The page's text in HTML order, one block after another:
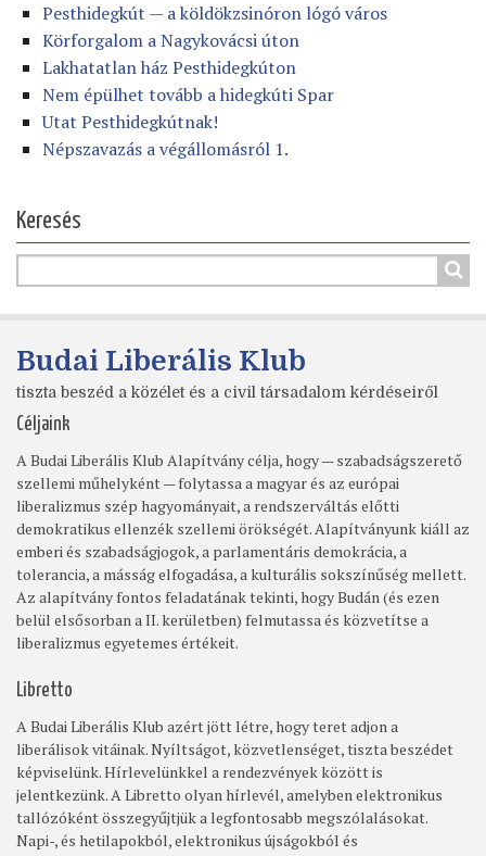
Pesthidegkút — a köldökzsinóron lógó város
Körforgalom a Nagykovácsi úton
Lakhatatlan ház Pesthidegkúton
Nem épülhet tovább a hidegkúti Spar
Utat Pesthidegkútnak!
Népszavazás a végállomásról 1.
Keresés
Budai Liberális Klub
tiszta beszéd a közélet és a civil társadalom kérdéseiről
Céljaink
A Budai Liberális Klub Alapítvány célja, hogy — szabadságszerető
szellemi műhelyként — folytassa a magyar és az európai
liberalizmus szép hagyományait, a rendszerváltás előtti
demokratikus ellenzék szellemi örökségét. Alapítványunk kiáll az
emberi és szabadságjogok, a parlamentáris demokrácia, a
tolerancia, a másság elfogadása, a kulturális sokszínűség mellett.
Az alapítvány fontos feladatának tekinti, hogy Budán (és ezen
belül elsősorban a II. kerületben) felmutassa és közvetítse a
liberalizmus egyetemes értékeit.
Libretto
A Budai Liberális Klub azért jött létre, hogy teret adjon a
liberálisok vitáinak. Nyíltságot, közvetlenséget, tiszta beszédet
képviselünk. Hírlevelünkkel a rendezvények között is
jelentkezünk. A Libretto olyan hírlevél, amelyben elektronikus
tallózóként összegyűjtjük a legfontosabb megszólalásokat.
Napi-, és hetilapokból, elektronikus újságokból és